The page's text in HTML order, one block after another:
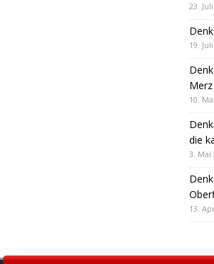
23.
19.
10.
die
3. Mai
13.